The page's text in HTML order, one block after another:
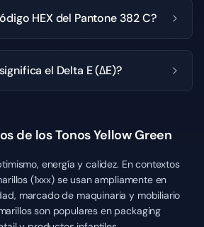
HEX del Pantone 382 C?
el Delta E (ΔE)?
de los Tonos Yellow Green
energía y calidez. En contextos
(1xxx) se usan ampliamente en
marcado de maquinaria y mobiliario
son populares en packaging